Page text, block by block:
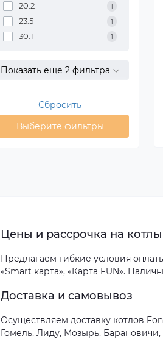
20.2 1
23.5 1
30.1 1
Показать еще 2 фильтра
Сбросить
Выберите фильтры
Цены и рассрочка на
Предлагаем гибкие условия
«Smart карта», «Карта FUN».
Доставка и самовывоз
Осуществляем доставку котлов
Гомель, Лиду, Мозырь,